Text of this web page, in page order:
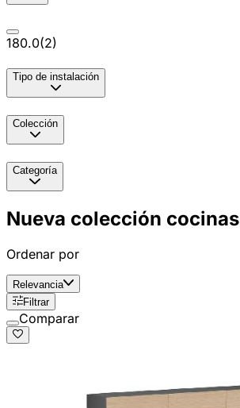
180.0(2)
Tipo de instalación
Colección
Categoría
Nueva colección cocinas
Ordenar por
Relevancia
Filtrar
Comparar